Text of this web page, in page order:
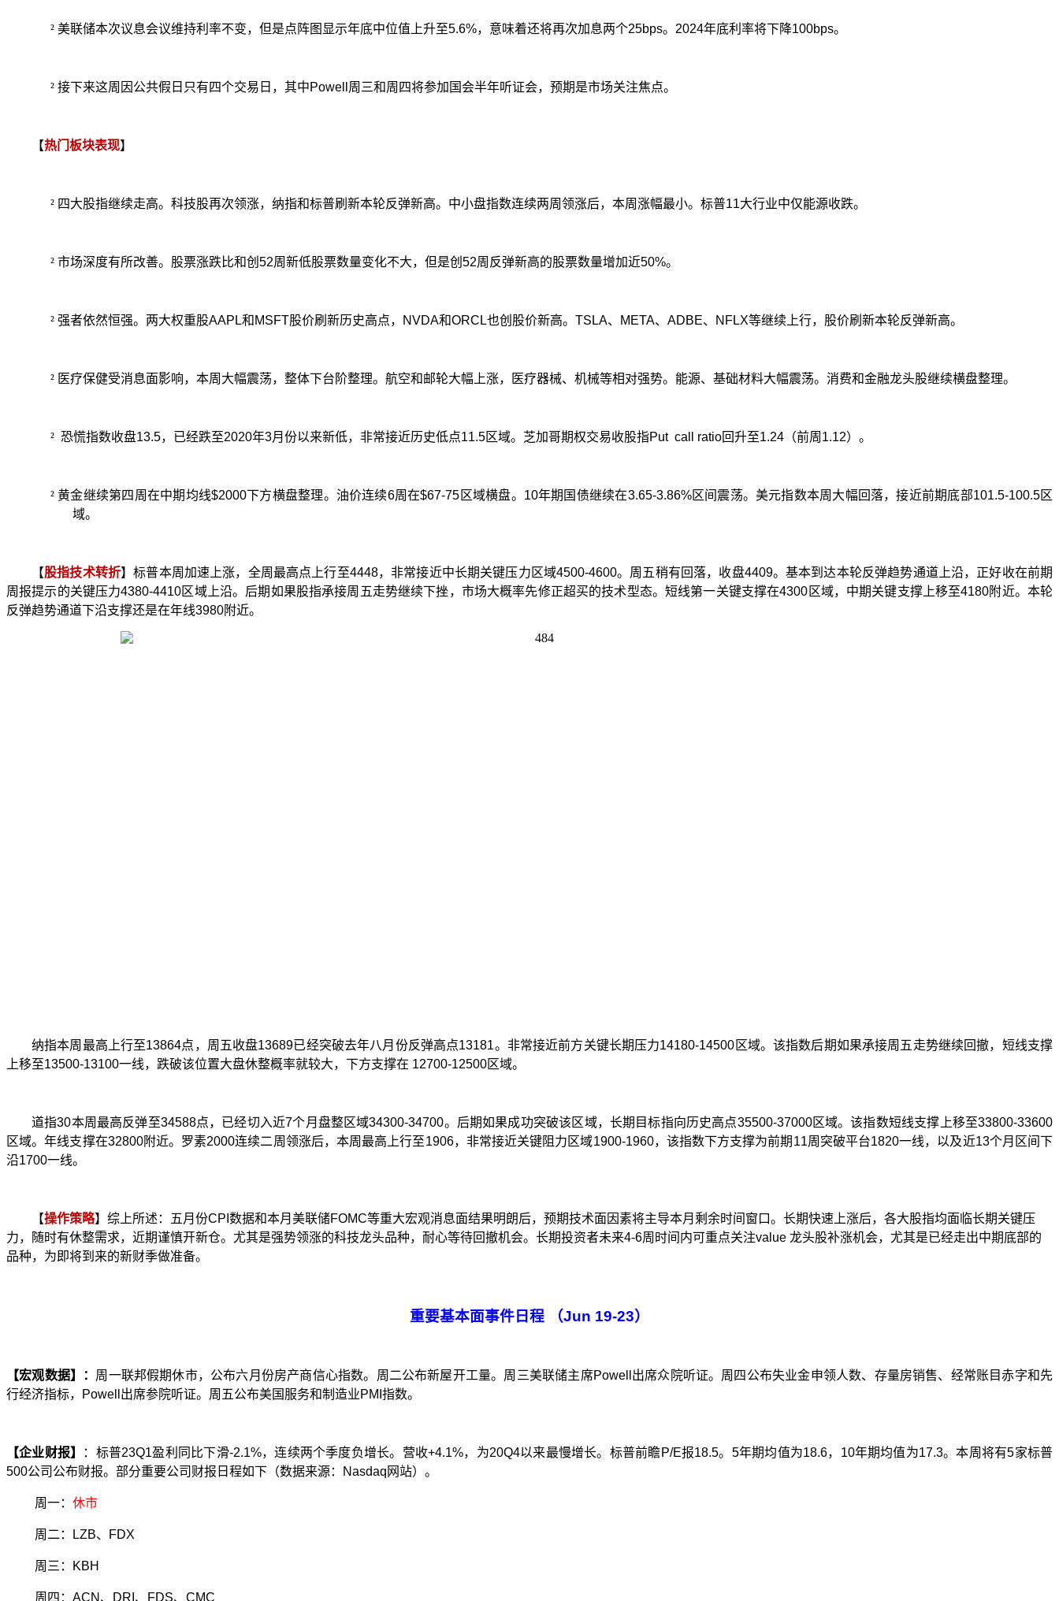
² 美联储本次议息会议维持利率不变，但是点阵图显示年底中位值上升至5.6%，意味着还将再次加息两个25bps。 2024年底利率将下降100bps。
² 接下来这周因公共假日只有四个交易日，其中Powell 周三和周四将参加国会半年听证会，预期是市场关注焦点。
【热门板块表现】
² 四大股指继续走高。科技股再次领涨，纳指和标普刷新本轮反弹新高。中小盘指数连续两周领涨后，本周涨幅最小。标普11大行业中仅能源收跌。
² 市场深度有所改善。股票涨跌比和创 52周新低股票数量变化不大，但是创 52周反弹新高的股票数量增加近50%。
² 强者依然恒强。两大权重股AAPL和 MSFT股价刷新历史高点， NVDA和ORCL也创股价新高。 TSLA、 META、 ADBE、 NFLX等继续上行，股价刷新本轮反弹新高。
² 医疗保健受消息面影响，本周大幅震荡，整体下台阶整理。航空和邮轮大幅上涨，医疗器械、机械等相对强势。能源、基础材料大幅震荡。消费和金融龙头股继续横盘整理。
² 恐慌指数收盘13.5，已经跌至2020年3月份以来新低，非常接近历史低点11.5区域。芝加哥期权交易收股指Put call ratio回升至1.24 （前周 1.12）。
²黄金继续第四周在中期均线$2000下方横盘整理。油价连续6周在$67-75 区域横盘。 10年期国债继续在3.65-3.86%区间震荡。美元指数本周大幅回落，接近前期底部101.5-100.5区
域。
【股指技术转折】标普本周加速上涨，全周最高点上行至4448，非常接近中长期关键压力区域4500-4600。周五稍有回落，收盘4409。基本到达本轮反弹趋势通道上沿，正好收在前期
周报提示的关键压力4380-4410区域上沿。后期如果股指承接周五走势继续下挫，市场大概率先修正超买的技术型态。短线第一关键支撑在4300 区域，中期关键支撑上移至4180附近。本轮
反弹趋势通道下沿支撑还是在年线3980附近。
纳指本周最高上行至13864点，周五收盘13689已经突破去年八月份反弹高点13181。非常接近前方关键长期压力14180-14500 区域。该指数后期如果承接周五走势继续回撤，短线支撑
上移至13500-13100一线，跌破该位置大盘休整概率就较大，下方支撑在 12700-12500区域。
道指30本周最高反弹至34588点，已经切入近7个月盘整区域34300-34700。后期如果成功突破该区域，长期目标指向历史高点35500-37000区域。该指数短线支撑上移至33800-33600
区域。年线支撑在32800附近。罗素2000连续二周领涨后，本周最高上行至1906，非常接近关键阻力区域1900-1960，该指数下方支撑为前期 11周突破平台1820一线，以及近13个月区间下
沿1700一线。
【操作策略】综上所述：五月份CPI 数据和本月美联储FOMC等重大宏观消息面结果明朗后，预期技术面因素将主导本月剩余时间窗口。长期快速上涨后，各大股指均面临长期关键压
力，随时有休整需求，近期谨慎开新仓。尤其是强势领涨的科技龙头品种，耐心等待回撤机会。长期投资者未来4-6周时间内可重点关注value 龙头股补涨机会，尤其是已经走出中期底部的
品种，为即将到来的新财季做准备。
重要基本面事件日程 （Jun 19-23）
【宏观数据】： 周一联邦假期休市，公布六月份房产商信心指数。周二公布新屋开工量。周三美联储主席Powell 出席众院听证。周四公布失业金申领人数、存量房销售、经常账目赤字和先
行经济指标，
Powell 出席参院听证。周五公布美国服务和制造业PMI 指数。
【企业财报】 ：标普23Q1盈利同比下滑-2.1%，连续两个季度负增长。营收+4.1%，为20Q4以来最慢增长。标普前瞻P/E报18.5。 5年期均值为18.6， 10年期均值为17.3。本周将有5家标普
500公司公布财报。部分重要公司财报日 程如下（数据来源： Nasdaq 网站）。
周一： 休市
周二： LZB、 FDX
周三： KBH
周四 ： ACN 、 DRI 、 FDS、 CMC